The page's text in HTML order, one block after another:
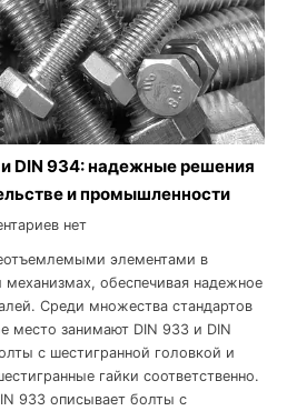
DIN 934: надежные решения
и промышленности
нет
элементами в
механизмах, обеспечивая надежное
Среди множества стандартов
место занимают DIN 933 и DIN
с шестигранной головкой и
гайки соответственно.
933 описывает болты с